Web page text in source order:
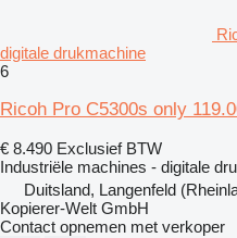
digitale drukmachine
6
Ricoh Pro C5300s only
€ 8.490 Exclusief BTW
Industriële machines - digitale
Duitsland, Langenfeld
Kopierer-Welt GmbH
Contact opnemen met verkoper